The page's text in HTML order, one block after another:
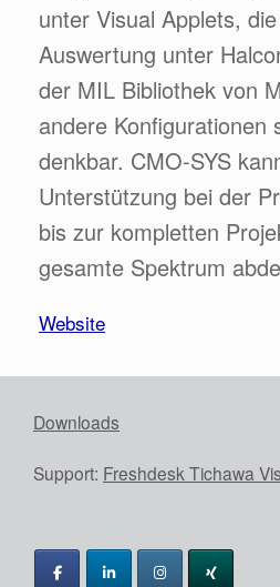
unter Visual Applets,
Auswertung unter
der MIL Bibliothek von
andere Konfigurationen
denkbar. CMO-SYS
Unterstützung bei der
bis zur kompletten
gesamte Spektrum
Website
Downloads
Support: Freshdesk Tichawa